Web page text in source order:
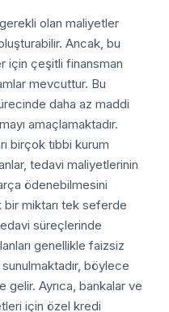
olan maliyetler
Ancak, bu
için çeşitli finansman
mevcuttur. Bu
daha az maddi
amaçlamaktadır.
birçok tıbbi kurum
tedavi maliyetlerinin
ödenebilmesini
miktarı tek seferde
süreçlerinde
genellikle faizsiz
böylece
gelir. Ayrıca, bankalar ve
için özel kredi